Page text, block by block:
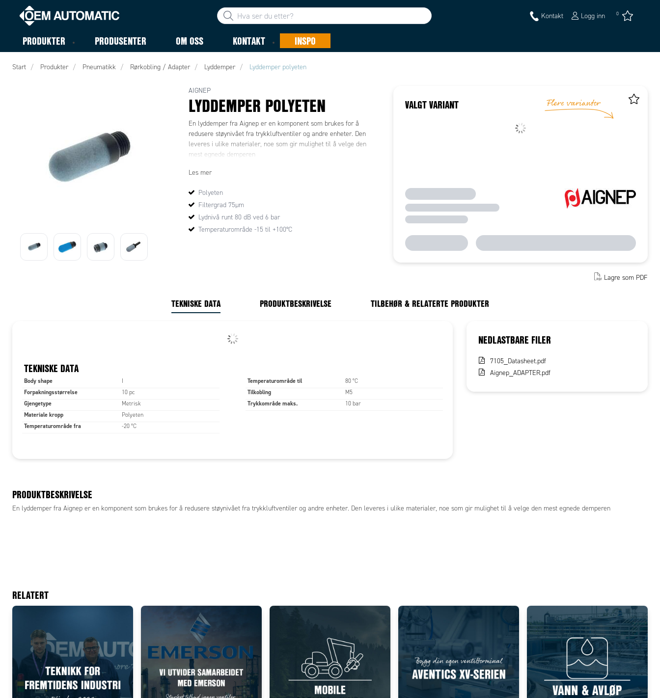
Kontakt Logg inn 0
PRODUKTER PRODUSENTER OM OSS KONTAKT INSPO
Start Produkter Pneumatikk Rørkobling / Adapter Lyddemper Lyddemper polyeten
AIGNEP
LYDDEMPER POLYETEN
En lyddemper fra Aignep er en komponent som brukes for å
redusere støynivået fra trykkluftventiler og andre enheter. Den
leveres i ulike materialer, noe som gir mulighet til å velge den
mest egnede demperen
Les mer
Polyeten
Filtergrad 75µm
Lydnivå runt 80 dB ved 6 bar
Temperaturområde -15 til +100°C
VALGT VARIANT
Lagre som PDF
TEKNISKE DATA PRODUKTBESKRIVELSE TILBEHØR & RELATERTE PRODUKTER
TEKNISKE DATA
Body shape I
Forpakningsstørrelse 10 pc
Gjengetype Metrisk
Materiale kropp Polyeten
Temperaturområde fra -20 °C
Temperaturområde til 80 °C
Tilkobling M5
Trykkområde maks. 10 bar
NEDLASTBARE FILER
7105_Datasheet.pdf
Aignep_ADAPTER.pdf
PRODUKTBESKRIVELSE
En lyddemper fra Aignep er en komponent som brukes for å redusere støynivået fra trykkluftventiler og andre enheter. Den leveres i ulike materialer, noe som gir mulighet til å velge den mest egnede demperen
Add to existing cart row Add as new cart row
RELATERT